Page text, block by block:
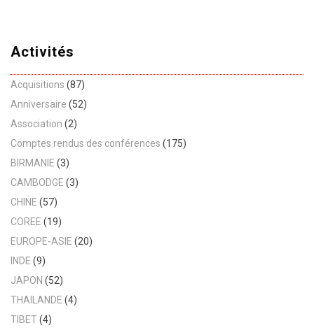
Activités
Acquisitions (87)
Anniversaire (52)
Association (2)
Comptes rendus des conférences (175)
BIRMANIE (3)
CAMBODGE (3)
CHINE (57)
COREE (19)
EUROPE-ASIE (20)
INDE (9)
JAPON (52)
THAILANDE (4)
TIBET(4)